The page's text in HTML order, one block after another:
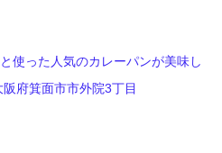
使った人気のカレーパンが美味し
府箕面市市外院3丁目